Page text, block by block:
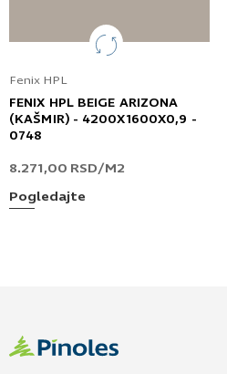
Fenix HPL
FENIX HPL BEIGE ARIZONA
(KAŠMIR) - 4200X1600X0,9 -
0748
8.271,00 RSD/M2
Pogledajte